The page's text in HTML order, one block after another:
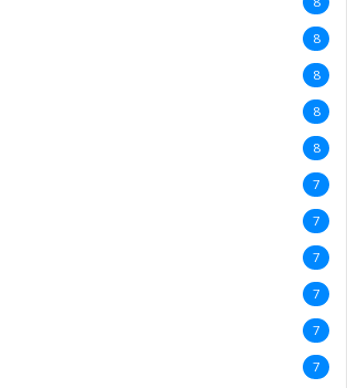
8
8
8
8
7
7
7
7
7
7